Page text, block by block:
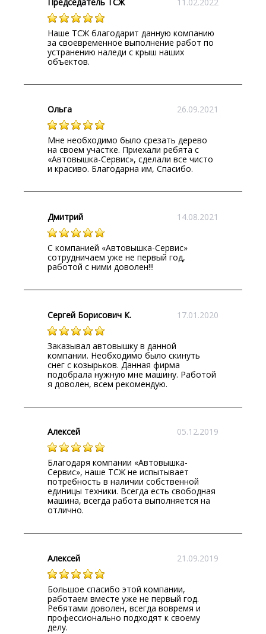
Наше ТСЖ благодарит данную компанию
за своевременное выполнение работ по
устранению наледи с крыш наших
объектов.
26.09.2021
Ольга
Мне необходимо было срезать дерево
на своем участке. Приехали ребята с
«Автовышка-Сервис», сделали все чисто
и красиво. Благодарна им, Спасибо.
14.08.2021
Дмитрий
С компанией «Автовышка-Сервис»
сотрудничаем уже не первый год,
работой с ними доволен!!!
17.01.2020
Сергей Борисович К.
Заказывал автовышку в данной
компании. Необходимо было скинуть
снег с козырьков. Данная фирма
подобрала нужную мне машину. Работой
я доволен, всем рекомендую.
05.12.2019
Алексей
Благодаря компании «Автовышка-
Сервис», наше ТСЖ не испытывает
потребность в наличии собственной
единицы техники. Всегда есть свободная
машина, всегда работа выполняется на
отлично.
21.09.2019
Алексей
Большое спасибо этой компании,
работаем вместе уже не первый год.
Ребятами доволен, всегда вовремя и
профессионально подходят к своему
делу.